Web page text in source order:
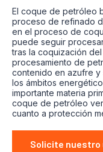
El coque de petróleo
proceso de refinado
en el proceso de
puede seguir
tras la coquización
procesamiento de
contenido en azufre y
los ámbitos
importante materia
coque de petróleo
cuanto a protección
Solicite nuestro